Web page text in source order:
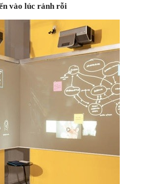
vào lúc rảnh rỗi